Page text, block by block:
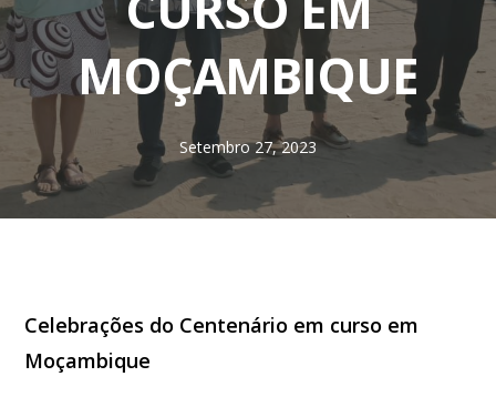
MOÇAMBIQUE
Setembro 27, 2023
Celebrações do Centenário em curso em
Moçambique